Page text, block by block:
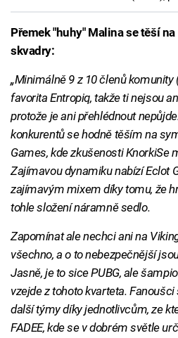
Přemek "huhy" Malina se těší
skvadry:
„Minimálně 9 z 10 členů
favorita Entropiq, takže ti nejsou
protože je ani přehlédnout
konkurentů se hodně těším na
Games, kde zkušenosti KnorkiSe
Zajímavou dynamiku nabízí Eclot
zajímavým mixem díky tomu, že
tohle složení náramně sedlo.
Zapomínat ale nechci ani na
všechno, a o to nebezpečnější
Jasně, je to sice PUBG, ale
vzejde z tohoto kvarteta.
další týmy díky jednotlivcům, ze
FADEE, kde se v dobrém světle